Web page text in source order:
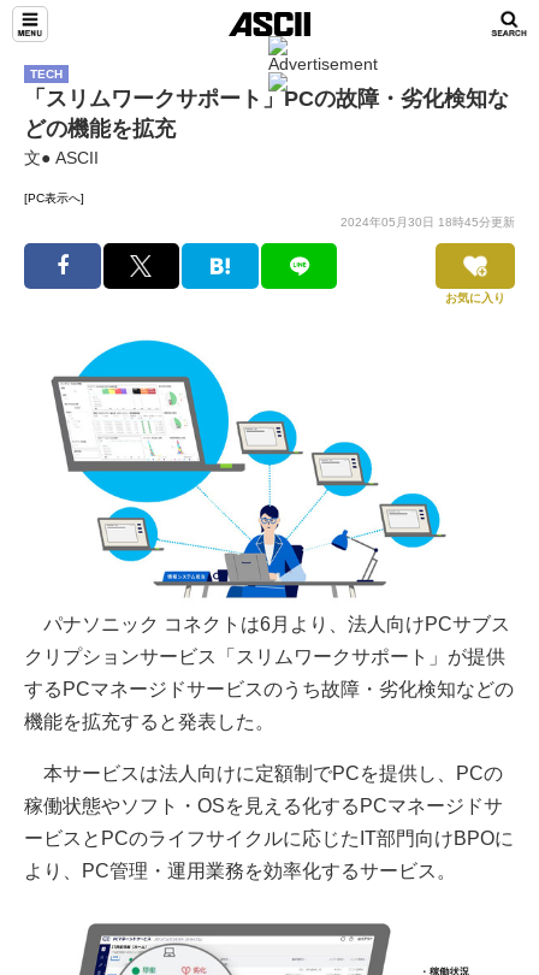
TECH
「スリムワークサポート」PCの故障・劣化検知な
どの機能を拡充
文● ASCII
[PC表示へ]
2024年05月30日 18時45分更新
お気に入り
パナソニック コネクトは6月より、法人向けPCサブス
クリプションサービス「スリムワークサポート」が提供
するPCマネージドサービスのうち故障・劣化検知などの
機能を拡充すると発表した。
本サービスは法人向けに定額制でPCを提供し、PCの
稼働状態やソフト・OSを見える化するPCマネージドサ
ービスとPCのライフサイクルに応じたIT部門向けBPOに
より、PC管理・運用業務を効率化するサービス。